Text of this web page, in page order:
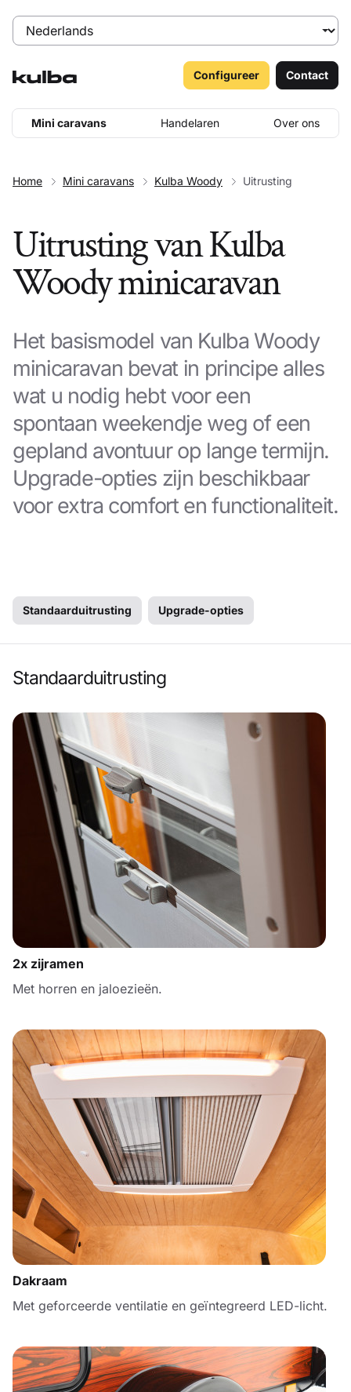
Mini caravans Handelaren Over ons
Configureer Contact
Home Mini caravans Kulba Woody Uitrusting
Uitrusting van Kulba
Woody minicaravan
Het basismodel van Kulba Woody
minicaravan bevat in principe alles
wat u nodig hebt voor een
spontaan weekendje weg of een
gepland avontuur op lange termijn.
Upgrade-opties zijn beschikbaar
voor extra comfort en functionaliteit.
Standaarduitrusting Upgrade-opties
Standaarduitrusting
2x zijramen
Met horren en jaloezieën.
Dakraam
Met geforceerde ventilatie en geïntegreerd LED-licht.